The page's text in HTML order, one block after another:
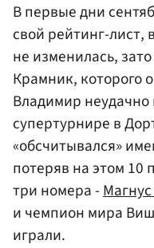
В первые дни
свой рейтинг-лист,
не изменилась,
Крамник, которого
Владимир
супертурнире в
«обсчитывался»
потеряв на этом 10
три номера -
и чемпион мира
играли.